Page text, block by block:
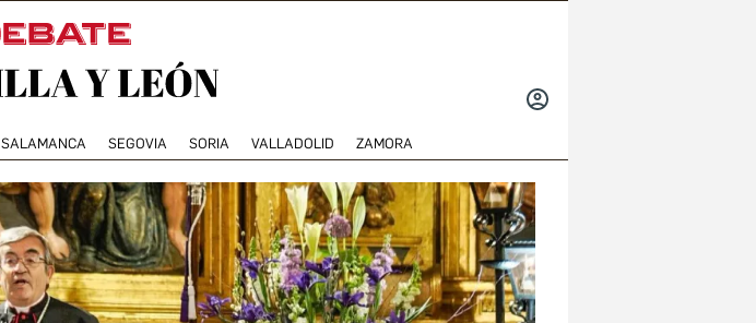
SALAMANCA SEGOVIA SORIA VALLADOLID ZAMORA